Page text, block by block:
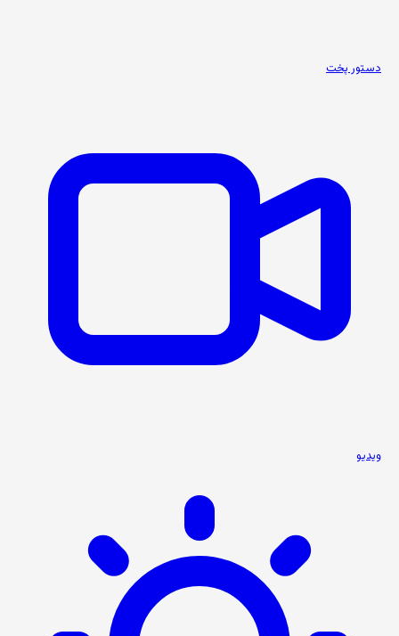
دستور پخت
ویدیو